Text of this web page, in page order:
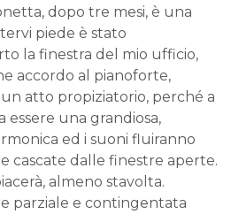
dopo tre mesi, è una
piede è stato
la finestra del mio ufficio,
accordo al pianoforte,
un atto propiziatorio, perché a
essere una grandiosa,
ed i suoni fluiranno
cascate dalle finestre aperte.
almeno stavolta.
parziale e contingentata